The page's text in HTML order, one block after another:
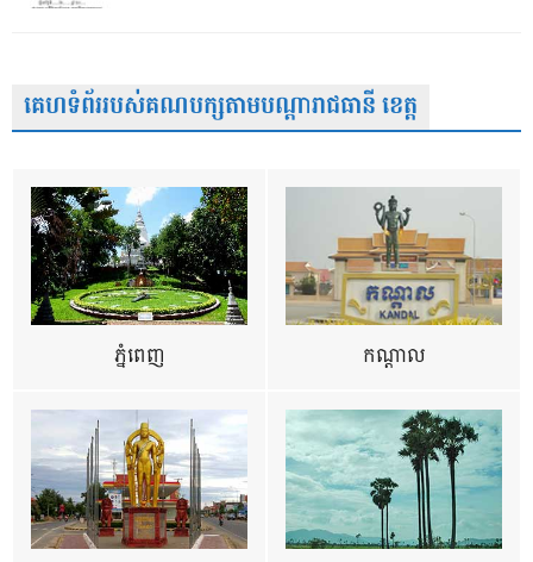
គេហទំព័ររបស់គណបក្សតាមបណ្តារាជធានី ខេត្ត
ភ្នំពេញ កណ្តាល